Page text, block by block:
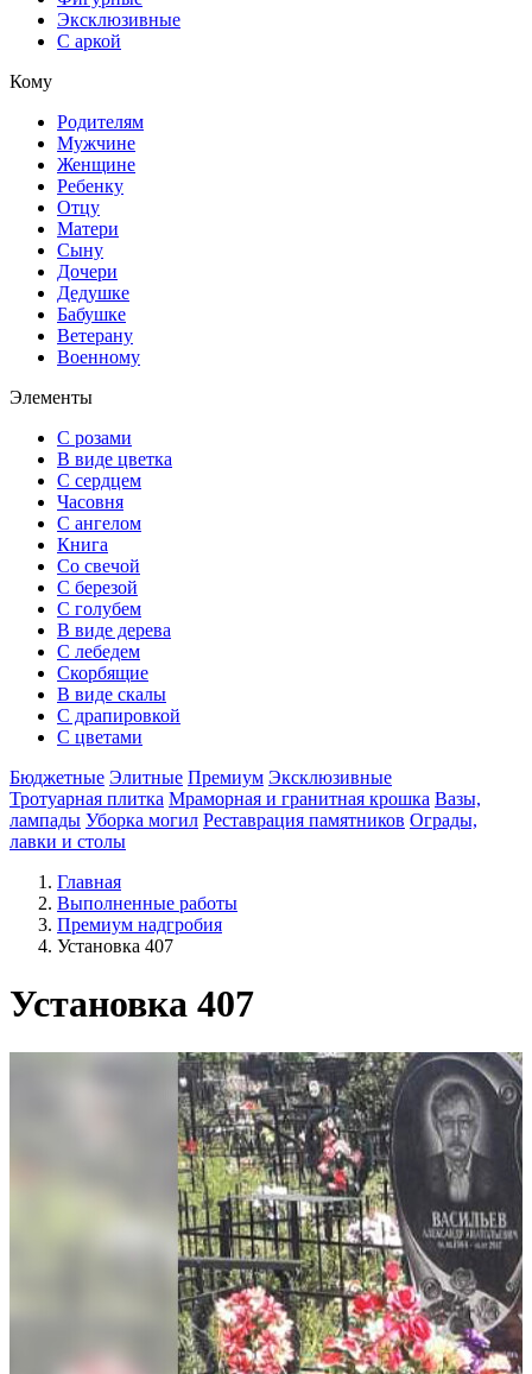
Эксклюзивные
С аркой
Кому
Родителям
Мужчине
Женщине
Ребенку
Отцу
Матери
Сыну
Дочери
Дедушке
Бабушке
Ветерану
Военному
Элементы
С розами
В виде цветка
С сердцем
Часовня
С ангелом
Книга
Со свечой
С березой
С голубем
В виде дерева
С лебедем
Скорбящие
В виде скалы
С драпировкой
С цветами
Бюджетные Элитные Премиум Эксклюзивные
Тротуарная плитка Мраморная и гранитная крошка Вазы,
лампады Уборка могил Реставрация памятников Ограды,
лавки и столы
Главная
Выполненные работы
Премиум надгробия
Установка 407
Установка 407